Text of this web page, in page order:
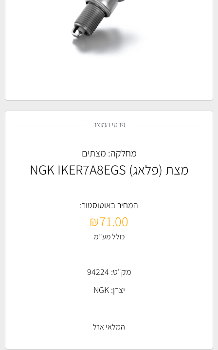
פרטי המוצר
מחלקה: מצתים
מצת (פלאג) NGK IKER7A8EGS
המחיר באוטוסטור:
₪71.00
כולל מע''מ
מק"ט: 94224
יצרן:NGK
המלאי אזל